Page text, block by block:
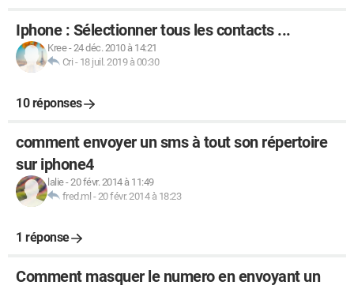
Iphone : Sélectionner tous les contacts ...
Kree-24 déc. 2010 à 14:21
Cri - 18 juil. 2019 à 00:30
10 réponses
comment envoyer un sms à tout son répertoire
sur iphone4
lalie-20 févr. 2014 à 11:49
fred.ml -20 févr. 2014 à 18:23
1 réponse
Comment masquer le numero en envoyant un